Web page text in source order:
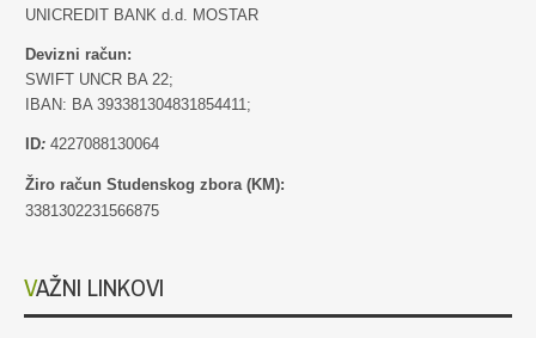
UNICREDIT BANK d.d. MOSTAR
Devizni račun:
SWIFT UNCR BA 22;
IBAN: BA 393381304831854411;
ID: 4227088130064
Žiro račun Studenskog zbora (KM):
3381302231566875
VAŽNI LINKOVI